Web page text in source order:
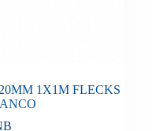
1X1M FLECKS